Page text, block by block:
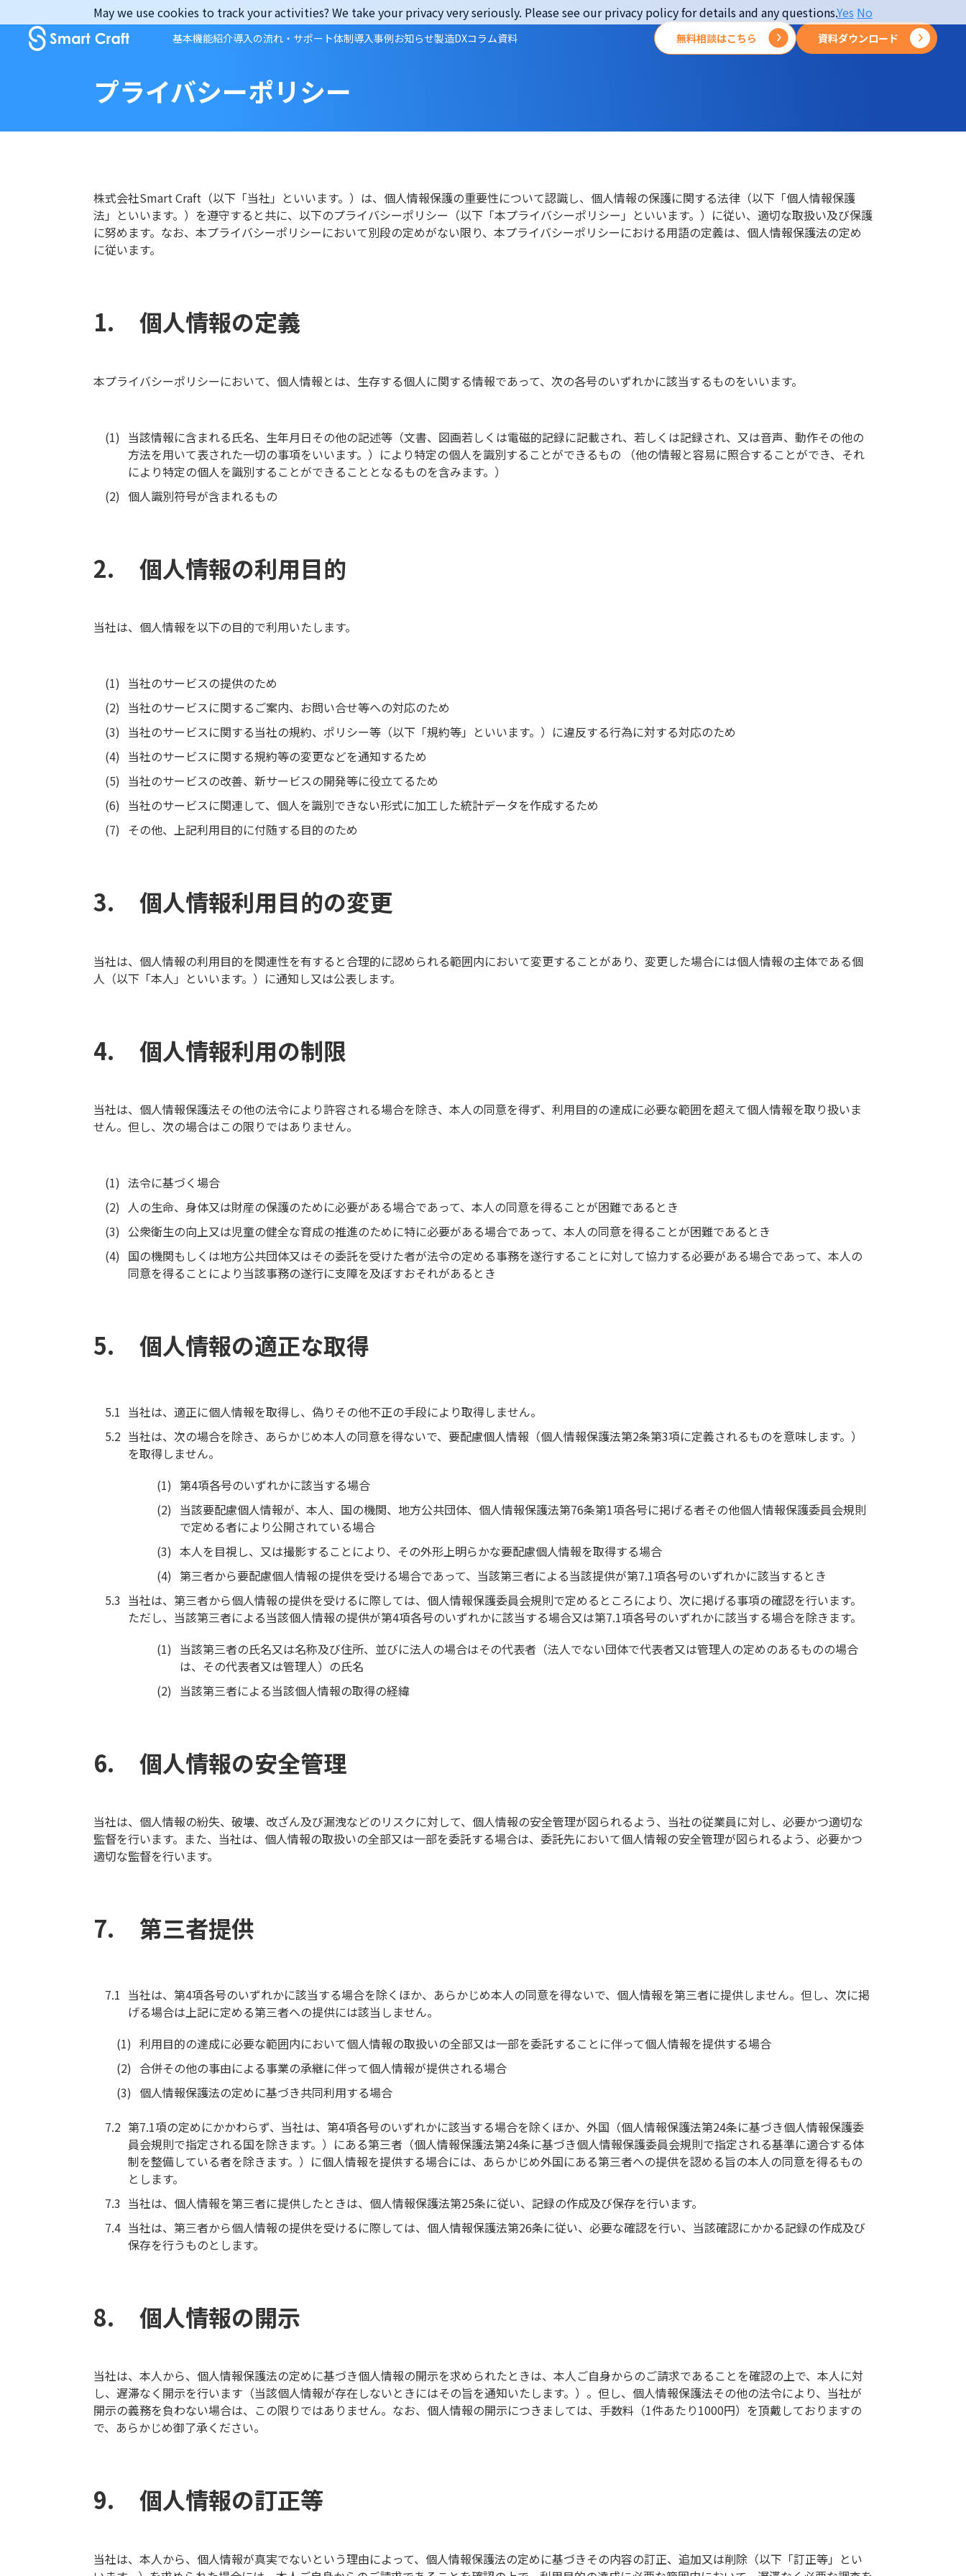
to
content
基本機能紹介導入の流れ・サポート体制導入事例お知らせ製造DXコラム資料 無料相談はこちら 資料ダウンロード
プライバシーポリシー
株式会社Smart Craft（以下「当社」といいます。）は、個人情報保護の重要性について認識し、個人情報の保護に関する法律（以下「個人情報保護
法」といいます。）を遵守すると共に、以下のプライバシーポリシー（以下「本プライバシーポリシー」といいます。）に従い、適切な取扱い及び保護
に努めます。なお、本プライバシーポリシーにおいて別段の定めがない限り、本プライバシーポリシーにおける用語の定義は、個人情報保護法の定め
に従います。
個人情報の定義
本プライバシーポリシーにおいて、個人情報とは、生存する個人に関する情報であって、次の各号のいずれかに該当するものをいいます。
当該情報に含まれる氏名、生年月日その他の記述等（文書、図画若しくは電磁的記録に記載され、若しくは記録され、又は音声、動作その他の
方法を用いて表された一切の事項をいいます。）により特定の個人を識別することができるもの （他の情報と容易に照合することができ、それ
により特定の個人を識別することができることとなるものを含みます。）
個人識別符号が含まれるもの
個人情報の利用目的
当社は、個人情報を以下の目的で利用いたします。
当社のサービスの提供のため
当社のサービスに関するご案内、お問い合せ等への対応のため
当社のサービスに関する当社の規約、ポリシー等（以下「規約等」といいます。）に違反する行為に対する対応のため
当社のサービスに関する規約等の変更などを通知するため
当社のサービスの改善、新サービスの開発等に役立てるため
当社のサービスに関連して、個人を識別できない形式に加工した統計データを作成するため
その他、上記利用目的に付随する目的のため
個人情報利用目的の変更
当社は、個人情報の利用目的を関連性を有すると合理的に認められる範囲内において変更することがあり、変更した場合には個人情報の主体である個
人（以下「本人」といいます。）に通知し又は公表します。
個人情報利用の制限
当社は、個人情報保護法その他の法令により許容される場合を除き、本人の同意を得ず、利用目的の達成に必要な範囲を超えて個人情報を取り扱いま
せん。但し、次の場合はこの限りではありません。
法令に基づく場合
人の生命、身体又は財産の保護のために必要がある場合であって、本人の同意を得ることが困難であるとき
公衆衛生の向上又は児童の健全な育成の推進のために特に必要がある場合であって、本人の同意を得ることが困難であるとき
国の機関もしくは地方公共団体又はその委託を受けた者が法令の定める事務を遂行することに対して協力する必要がある場合であって、本人の
同意を得ることにより当該事務の遂行に支障を及ぼすおそれがあるとき
個人情報の適正な取得
当社は、適正に個人情報を取得し、偽りその他不正の手段により取得しません。
当社は、次の場合を除き、あらかじめ本人の同意を得ないで、要配慮個人情報（個人情報保護法第2条第3項に定義されるものを意味します。）
を取得しません。
第4項各号のいずれかに該当する場合
当該要配慮個人情報が、本人、国の機関、地方公共団体、個人情報保護法第76条第1項各号に掲げる者その他個人情報保護委員会規則
で定める者により公開されている場合
本人を目視し、又は撮影することにより、その外形上明らかな要配慮個人情報を取得する場合
第三者から要配慮個人情報の提供を受ける場合であって、当該第三者による当該提供が第7.1項各号のいずれかに該当するとき
当社は、第三者から個人情報の提供を受けるに際しては、個人情報保護委員会規則で定めるところにより、次に掲げる事項の確認を行います。
ただし、当該第三者による当該個人情報の提供が第4項各号のいずれかに該当する場合又は第7.1項各号のいずれかに該当する場合を除きます。
当該第三者の氏名又は名称及び住所、並びに法人の場合はその代表者（法人でない団体で代表者又は管理人の定めのあるものの場合
は、その代表者又は管理人）の氏名
当該第三者による当該個人情報の取得の経緯
個人情報の安全管理
当社は、個人情報の紛失、破壊、改ざん及び漏洩などのリスクに対して、個人情報の安全管理が図られるよう、当社の従業員に対し、必要かつ適切な
監督を行います。また、当社は、個人情報の取扱いの全部又は一部を委託する場合は、委託先において個人情報の安全管理が図られるよう、必要かつ
適切な監督を行います。
第三者提供
当社は、第4項各号のいずれかに該当する場合を除くほか、あらかじめ本人の同意を得ないで、個人情報を第三者に提供しません。但し、次に掲
げる場合は上記に定める第三者への提供には該当しません。
利用目的の達成に必要な範囲内において個人情報の取扱いの全部又は一部を委託することに伴って個人情報を提供する場合
合併その他の事由による事業の承継に伴って個人情報が提供される場合
個人情報保護法の定めに基づき共同利用する場合
第7.1項の定めにかかわらず、当社は、第4項各号のいずれかに該当する場合を除くほか、外国（個人情報保護法第24条に基づき個人情報保護委
員会規則で指定される国を除きます。）にある第三者（個人情報保護法第24条に基づき個人情報保護委員会規則で指定される基準に適合する体
制を整備している者を除きます。）に個人情報を提供する場合には、あらかじめ外国にある第三者への提供を認める旨の本人の同意を得るもの
とします。
当社は、個人情報を第三者に提供したときは、個人情報保護法第25条に従い、記録の作成及び保存を行います。
当社は、第三者から個人情報の提供を受けるに際しては、個人情報保護法第26条に従い、必要な確認を行い、当該確認にかかる記録の作成及び
保存を行うものとします。
個人情報の開示
当社は、本人から、個人情報保護法の定めに基づき個人情報の開示を求められたときは、本人ご自身からのご請求であることを確認の上で、本人に対
し、遅滞なく開示を行います（当該個人情報が存在しないときにはその旨を通知いたします。）。但し、個人情報保護法その他の法令により、当社が
開示の義務を負わない場合は、この限りではありません。なお、個人情報の開示につきましては、手数料（1件あたり1000円）を頂戴しておりますの
で、あらかじめ御了承ください。
個人情報の訂正等
当社は、本人から、個人情報が真実でないという理由によって、個人情報保護法の定めに基づきその内容の訂正、追加又は削除（以下「訂正等」とい
May we use cookies to track your activities? We take your privacy very seriously. Please see our privacy policy for details and any questions.Yes No